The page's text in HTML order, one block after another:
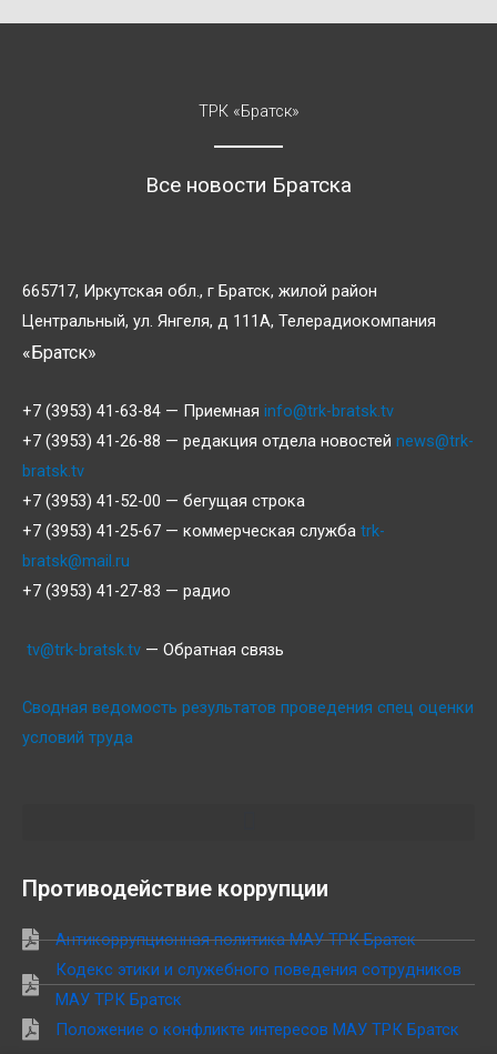
ТРК «Братск»
Все новости Братска
665717, Иркутская обл., г Братск, жилой район
Центральный, ул. Янгеля, д 111А, Телерадиокомпания
«Братск»
+7 (3953) 41-63-84 — Приемная info@trk-bratsk.tv
+7 (3953) 41-26-88 — редакция отдела новостей news@trk-
bratsk.tv
+7 (3953) 41-52-00 — бегущая строка
+7 (3953) 41-25-67 — коммерческая служба trk-
bratsk@mail.ru
+7 (3953) 41-27-83 — радио
tv@trk-bratsk.tv — Обратная связь
Сводная ведомость результатов проведения спец оценки
условий труда
Противодействие коррупции
Антикоррупционная политика МАУ ТРК Братск
Кодекс этики и служебного поведения сотрудников
МАУ ТРК Братск
Положение о конфликте интересов МАУ ТРК Братск